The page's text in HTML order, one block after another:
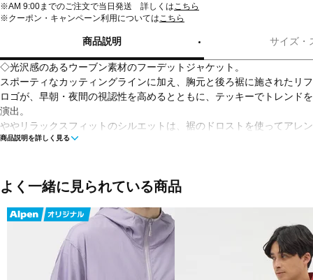
※AM 9:00までのご注文で当日発送 詳しくは こちら
※クーポン・キャンペーン利用については こちら
商品説明 サイズ・
◇光沢感のあるウーブン素材のフーデットジャケット。
スポーティなカッティングラインに加え、胸元と後ろ裾に施されたリ
ロゴが、早朝・夜間の視認性を高めるとともに、テッキーでトレンド
演出。
ややリラックスフィットのシルエットは、裾のドロストを使ってアレ
左右のハンドポケットも備えた、秋の肌寒い時期に活躍する一着。
グレー(RCD)
■素材：表地：ナイロン100％ 裏地：ポリエステル100％
■生産国：中国
商品説明を詳しく見る
よく一緒に見られている商品